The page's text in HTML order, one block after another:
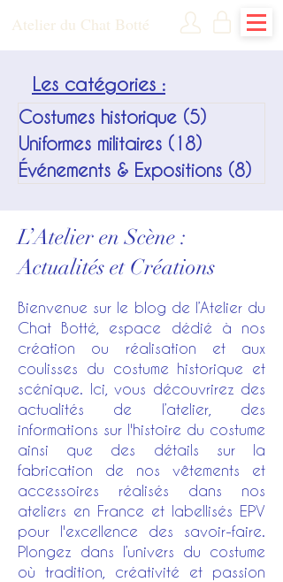
Atelier du Chat Botté
Les catégories :
Costumes historique (5)
Uniformes militaires (18)
Événements & Expositions (8)
L’Atelier en Scène :
Actualités et Créations
Bienvenue sur le blog de l’Atelier du
Chat Botté, espace dédié à nos
création ou réalisation et aux
coulisses du costume historique et
scénique. Ici, vous découvrirez des
actualités de l’atelier, des
informations sur l'histoire du costume
ainsi que des détails sur la
fabrication de nos vêtements et
accessoires réalisés dans nos
ateliers en France et labellisés EPV
pour l'excellence des savoir-faire.
Plongez dans l’univers du costume
où tradition, créativité et passion